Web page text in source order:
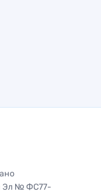
Эл № ФС77-